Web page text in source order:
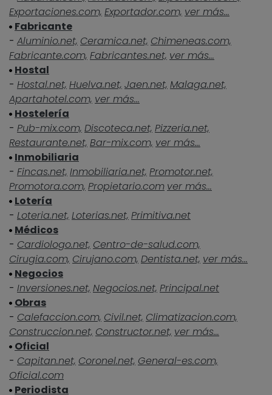
Exportaciones.com, Exportador.com, ver más...
Fabricante
- Aluminio.net, Ceramica.net, Chimeneas.com,
Fabricante.com, Fabricantes.net, ver más...
Hostal
- Hostal.net, Huelva.net, Jaen.net, Malaga.net,
Apartahotel.com, ver más...
Hostelería
- Pub-mix.com, Discoteca.net, Pizzeria.net,
Restaurante.net, Bar-mix.com, ver más...
Inmobiliaria
- Fincas.net, Inmobiliaria.net, Promotor.net,
Promotora.com, Propietario.com ver más...
Lotería
- Loteria.net, Loterias.net, Primitiva.net
Médicos
- Cardiologo.net, Centro-de-salud.com,
Cirugia.com, Cirujano.com, Dentista.net, ver más...
Negocios
- Inversiones.net, Negocios.net, Principal.net
Obras
- Calefaccion.com, Civil.net, Climatizacion.com,
Construccion.net, Constructor.net, ver más...
Oficial
- Capitan.net, Coronel.net, General-es.com,
Oficial.com
Periodista